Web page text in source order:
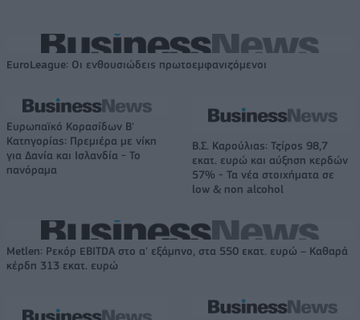
EuroLeague: Οι ενθουσιώδεις πρωτοεμφανιζόμενοι
Ευρωπαϊκό Κορασίδων Β'
Κατηγορίας: Πρεμιέρα με νίκη
για Δανία και Ισλανδία - Το
πανόραμα
Β.Σ. Καρούλιας: Τζίρος 98,7
εκατ. ευρώ και αύξηση κερδών
57% - Τα νέα στοιχήματα σε
low & non alcohol
Metlen: Ρεκόρ EBITDA στο α' εξάμηνο, στα 550 εκατ. ευρώ – Καθαρά
κέρδη 313 εκατ. ευρώ